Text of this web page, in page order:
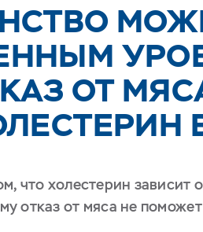
ОТ
что холестерин
отказ от мяса не